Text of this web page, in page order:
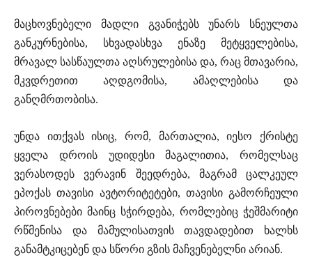
მაცხოვნებელი მადლი გვანიჭებს უნარს სნეულთა
განკურნებისა, სხვადასხვა ენაზე მეტყველებისა,
მრავალ სასწაულთა აღსრულებისა და, რაც მთავარია,
მკვდრეთით აღდგომისა, ამაღლებისა და
განღმრთობისა.
უნდა ითქვას ისიც, რომ, მართალია, იესო ქრისტე
ყველა დროის უდიდესი მაგალითია, რომელსაც
ვერასოდეს ვერავინ შეედრება, მაგრამ ცალკეულ
ეპოქას თავისი ავტორიტეტები, თავისი გამორჩეული
პიროვნებები მაინც სჭირდება, რომლებიც ჭეშმარიტი
რწმენისა და მამულისათვის თავდადებით ხალხს
განამტკიცებენ და სწორი გზის მაჩვენებელნი არიან.